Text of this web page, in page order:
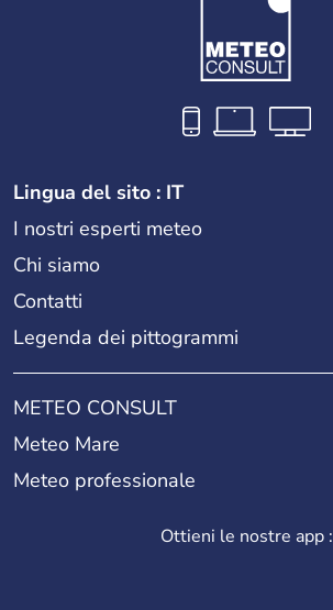
Lingua del sito : IT
I nostri esperti meteo
Chi siamo
Contatti
Legenda dei pittogrammi
METEO CONSULT
Meteo Mare
Meteo professionale
Ottieni le nostre app :